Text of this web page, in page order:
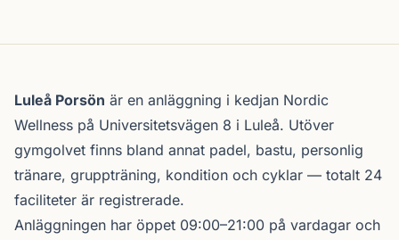
Om Luleå Porsön
Luleå Porsön är en anläggning i kedjan Nordic
Wellness på Universitetsvägen 8 i Luleå. Utöver
gymgolvet finns bland annat padel, bastu, personlig
tränare, gruppträning, kondition och cyklar — totalt 24
faciliteter är registrerade.
Anläggningen har öppet 09:00–21:00 på vardagar och